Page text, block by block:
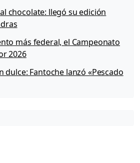
chocolate: llegó su edición
más federal, el Campeonato
2026
dulce: Fantoche lanzó «Pescado